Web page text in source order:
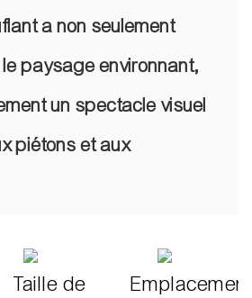
a non seulement
paysage environnant,
un spectacle visuel
piétons et aux
Taille de
Emplacement